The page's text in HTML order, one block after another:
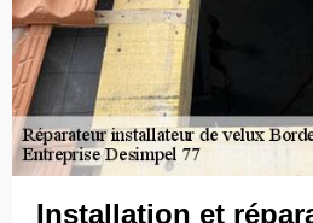
Installation et